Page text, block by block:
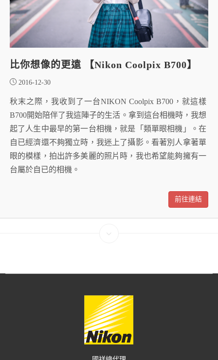
比你想像的更遠 【Nikon Coolpix B700】
2016-12-30
秋末之際，我收到了一台NIKON Coolpix B700，就這樣
B700開始陪伴了我這陣子的生活。拿到這台相機時，我想
起了人生中最早的第一台相機，就是「類單眼相機」。在
自已經濟還不夠獨立時，我迷上了攝影。看著別人拿著單
眼的模樣，拍出許多美麗的照片時，我也希望能夠擁有一
台屬於自已的相機。
前往連結